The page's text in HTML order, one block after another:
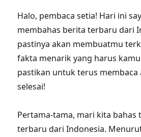
Halo, pembaca setia! Hari ini
membahas berita terbaru dari
pastinya akan membuatmu
fakta menarik yang harus
pastikan untuk terus membaca
selesai!
Pertama-tama, mari kita bahas
terbaru dari Indonesia.